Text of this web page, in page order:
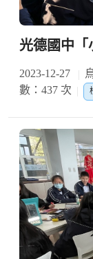
光德國中「
2023-12-27
數：437 次